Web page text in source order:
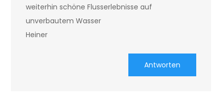
weiterhin schöne Flusserlebnisse auf
unverbautem Wasser
Heiner
Antworten